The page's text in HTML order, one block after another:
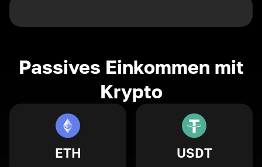
Passives Einkommen mit
Krypto
ETH USDT